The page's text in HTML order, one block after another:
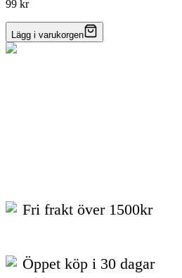
99 kr
Lägg i varukorgen
Fri frakt över 1500kr
Öppet köp i 30 dagar